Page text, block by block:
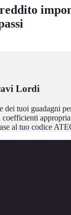
Lordi
dei tuoi guadagni
coefficienti
al tuo codice